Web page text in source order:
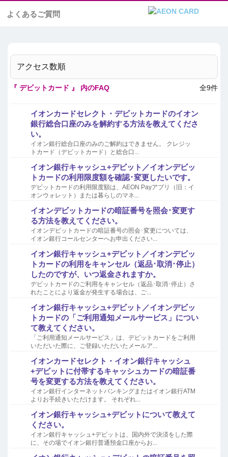
よくあるご質問
『 デビットカード 』 内のFAQ 全9件
イオンカードセレクト・デビットカードのイオン
銀行総合口座のみを解約する方法を教えてくださ
い。
イオン銀行総合口座のみのご解約はできません。 クレジッ
トカード（デビットカード）と総合口...
イオン銀行キャッシュ+デビット／イオンデビッ
トカードの利用限度額を確認･変更したいです。
デビットカードの利用限度額は、AEON Payアプリ（旧：イ
オンウォレット）または暮らしのマネ...
イオンデビットカードの暗証番号を照会･変更す
る方法を教えてください。
イオンデビットカードの暗証番号の照会･変更については、
イオン銀行コールセンターへお申出ください...
イオン銀行キャッシュ+デビット／イオンデビッ
トカードの利用をキャンセル（返品･取消･停止）
したのですが、いつ返金されますか。
デビットカードのご利用をキャンセル（返品･取消･停止）さ
れたことにより返金が発生する場合は、ご...
イオン銀行キャッシュ+デビット／イオンデビッ
トカードの「ご利用通知メールサービス」につい
て教えてください。
「ご利用通知メールサービス」は、デビットカードをご利用
いただいた際に、ご登録いただいたメールア...
イオンカードセレクト・イオン銀行キャッシュ
+デビットに付帯するキャッシュカードの暗証番
号を変更する方法を教えてください。
イオン銀行インターネットバンキングまたはイオン銀行ATM
よりお手続きいただけます。 それぞれ...
イオン銀行キャッシュ+デビットについて教えて
ください。
イオン銀行キャッシュ+デビットは、国内外で決済をした際
に、その場でイオン銀行普通預金口座からお...